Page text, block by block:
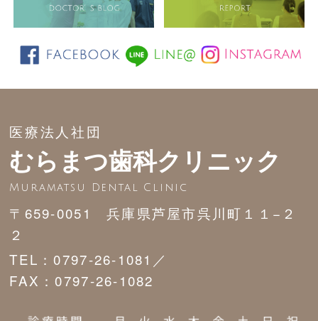
医療法人社団
むらまつ歯科クリニック
Muramatsu Dental Clinic
〒659-0051 兵庫県芦屋市呉川町１１−２
２
TEL：0797-26-1081／
FAX：0797-26-1082